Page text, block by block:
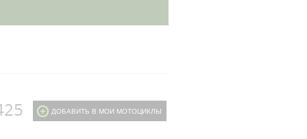
ДОБАВИТЬ В МОИ МОТОЦИКЛЫ